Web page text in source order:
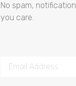
No spam,
you care.